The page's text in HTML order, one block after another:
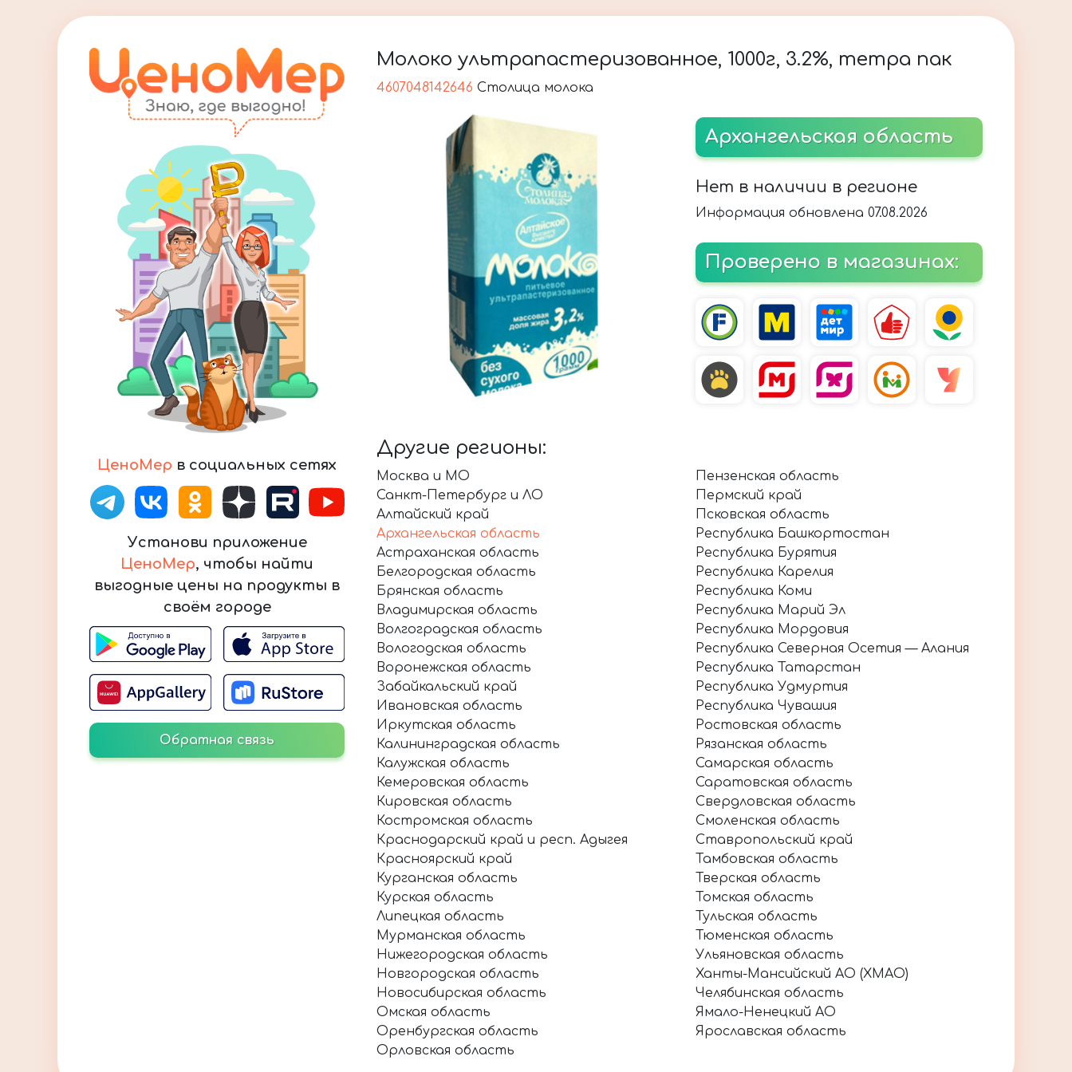
ЦеноМер в социальных сетях
Установи приложение
ЦеноМер, чтобы найти
выгодные цены на продукты в
своём городе
Обратная связь
Молоко ультрапастеризованное, 1000г, 3.2%, тетра пак
4607048142646 Столица молока
Архангельская область
Нет в наличии в регионе
Информация обновлена 07.08.2026
Проверено в магазинах:
Другие регионы:
Москва и МО
Санкт-Петербург и ЛО
Алтайский край
Архангельская область
Астраханская область
Белгородская область
Брянская область
Владимирская область
Волгоградская область
Вологодская область
Воронежская область
Забайкальский край
Ивановская область
Иркутская область
Калининградская область
Калужская область
Кемеровская область
Кировская область
Костромская область
Краснодарский край и респ. Адыгея
Красноярский край
Курганская область
Курская область
Липецкая область
Мурманская область
Нижегородская область
Новгородская область
Новосибирская область
Омская область
Оренбургская область
Орловская область
Пензенская область
Пермский край
Псковская область
Республика Башкортостан
Республика Бурятия
Республика Карелия
Республика Коми
Республика Марий Эл
Республика Мордовия
Республика Северная Осетия — Алания
Республика Татарстан
Республика Удмуртия
Республика Чувашия
Ростовская область
Рязанская область
Самарская область
Саратовская область
Свердловская область
Смоленская область
Ставропольский край
Тамбовская область
Тверская область
Томская область
Тульская область
Тюменская область
Ульяновская область
Ханты-Мансийский АО (ХМАО)
Челябинская область
Ямало-Ненецкий АО
Ярославская область